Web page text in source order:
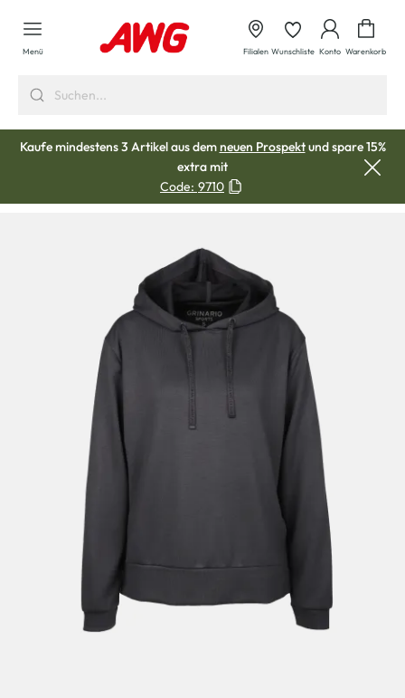
springen
Menü Filialen Wunschliste Konto Warenkorb
Kaufe mindestens 3 Artikel aus demneuen Prospektund spare 15%
extra mit
Code: 9710